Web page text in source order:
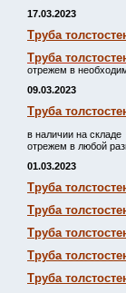
17.03.2023
Труба
Труба
отрежем в
09.03.2023
Труба
в наличии на складе
отрежем в любой
01.03.2023
Труба
Труба
Труба
Труба
Труба